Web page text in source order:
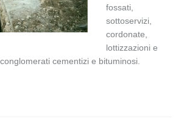
fossati,
sottoservizi,
cordonate,
lottizzazioni e
cementizi e bituminosi.